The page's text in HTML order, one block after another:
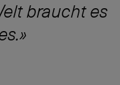
braucht es